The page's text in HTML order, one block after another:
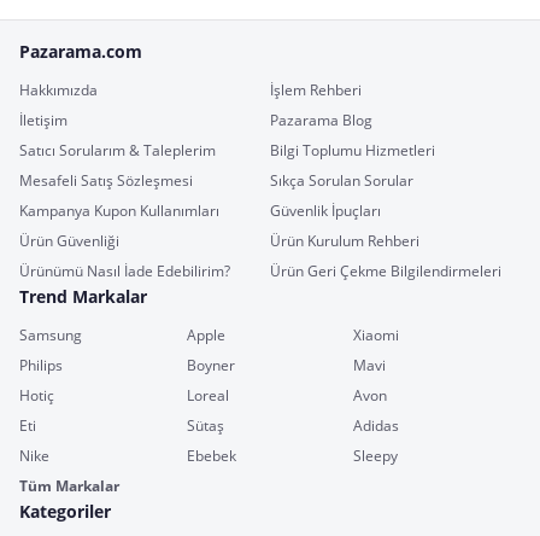
Pazarama.com
Hakkımızda
İşlem Rehberi
İletişim
Pazarama Blog
Satıcı Sorularım & Taleplerim
Bilgi Toplumu Hizmetleri
Mesafeli Satış Sözleşmesi
Sıkça Sorulan Sorular
Kampanya Kupon Kullanımları
Güvenlik İpuçları
Ürün Güvenliği
Ürün Kurulum Rehberi
Ürünümü Nasıl İade Edebilirim?
Ürün Geri Çekme Bilgilendirmeleri
Trend Markalar
Samsung Apple
Xiaomi
Philips
Boyner
Mavi
Hotiç
Loreal
Avon
Eti
Sütaş
Adidas
Nike
Ebebek
Sleepy
Tüm Markalar
Kategoriler